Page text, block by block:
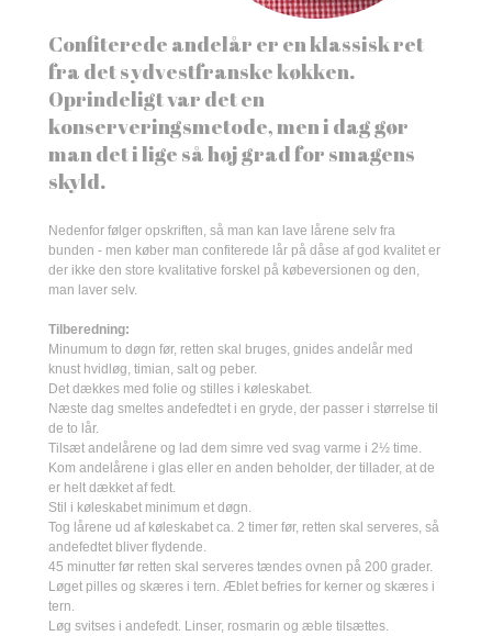
Confiterede andelår er en klassisk ret
fra det sydvestfranske køkken.
Oprindeligt var det en
konserveringsmetode, men i dag gør
man det i lige så høj grad for smagens
skyld.
Nedenfor følger opskriften, så man kan lave lårene selv fra
bunden - men køber man confiterede lår på dåse af god kvalitet er
der ikke den store kvalitative forskel på købeversionen og den,
man laver selv.
Tilberedning:
Minumum to døgn før, retten skal bruges, gnides andelår med
knust hvidløg, timian, salt og peber.
Det dækkes med folie og stilles i køleskabet.
Næste dag smeltes andefedtet i en gryde, der passer i størrelse til
de to lår.
Tilsæt andelårene og lad dem simre ved svag varme i 2½ time.
Kom andelårene i glas eller en anden beholder, der tillader, at de
er helt dækket af fedt.
Stil i køleskabet minimum et døgn.
Tog lårene ud af køleskabet ca. 2 timer før, retten skal serveres, så
andefedtet bliver flydende.
45 minutter før retten skal serveres tændes ovnen på 200 grader.
Løget pilles og skæres i tern. Æblet befries for kerner og skæres i
tern.
Løg svitses i andefedt. Linser, rosmarin og æble tilsættes.